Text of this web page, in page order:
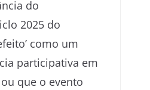
do
2025 do
como um
participativa em
que o evento